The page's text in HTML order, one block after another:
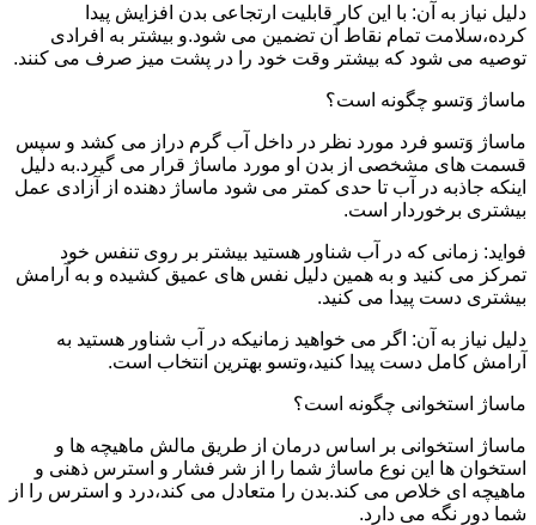
دلیل نیاز به آن: با این کار قابلیت ارتجاعی بدن افزایش پیدا
کرده،سلامت تمام نقاط آن تضمین می شود.و بیشتر به افرادی
توصیه می شود که بیشتر وقت خود را در پشت میز صرف می کنند.
ماساژ وَتسو چگونه است؟
ماساژ وَتسو فرد مورد نظر در داخل آب گرم دراز می کشد و سپس
قسمت های مشخصی از بدن او مورد ماساژ قرار می گیرد.به دلیل
اینکه جاذبه در آب تا حدی کمتر می شود ماساژ دهنده از آزادی عمل
بیشتری برخوردار است.
فواید: زمانی که در آب شناور هستید بیشتر بر روی تنفس خود
تمرکز می کنید و به همین دلیل نفس های عمیق کشیده و به آرامش
بیشتری دست پیدا می کنید.
دلیل نیاز به آن: اگر می خواهید زمانیکه در آب شناور هستید به
آرامش کامل دست پیدا کنید،وتسو بهترین انتخاب است.
ماساژ استخوانی چگونه است؟
ماساژ استخوانی بر اساس درمان از طریق مالش ماهیچه ها و
استخوان ها این نوع ماساژ شما را از شر فشار و استرس ذهنی و
ماهیچه ای خلاص می کند.بدن را متعادل می کند،درد و استرس را از
شما دور نگه می دارد.